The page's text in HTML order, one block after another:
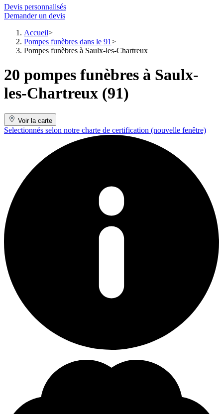
Devis personnalisés
Demander un devis
Accueil
Pompes funèbres dans le 91
Pompes funèbres à Saulx-les-Chartreux
20 pompes funèbres à Saulx-
les-Chartreux (91)
Voir la carte
Selectionnés selon notre charte de certification (nouvelle fenêtre)